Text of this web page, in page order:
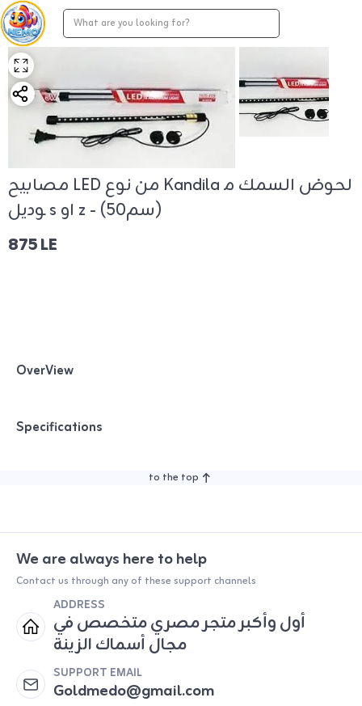
مصابيح LED من نوع Kandila لحوض السمك م
وديل s او z - (50سم)
875 LE
OverView
Specifications
to the top
We are always here to help
Contact us through any of these support channels
ADDRESS
أول وأكبر متجر مصري متخصص في
مجال أسماك الزينة
SUPPORT EMAIL
Goldmedo@gmail.com